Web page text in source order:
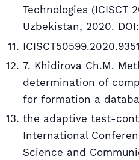
Technologies (ICISCT
Uzbekistan, 2020.
7. Khidirova Ch.M.
determination of
for formation a
the adaptive test-
International
Science and